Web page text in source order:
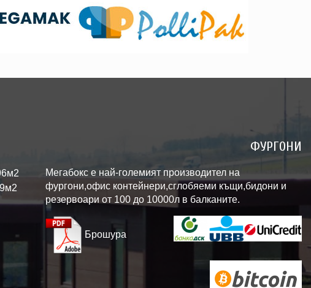
ФУРГОНИ
Мегабокс е най-големият производител на
фургони,офис контейнери,сглобяеми къщи,бидони и
резервоари от 100 до 10000л в балканите.
Брошура